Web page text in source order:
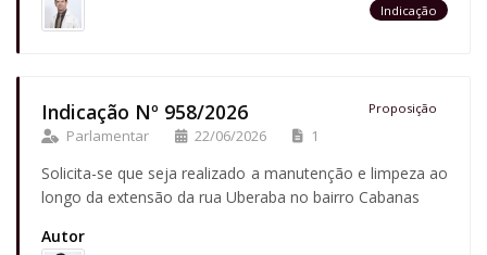
Indicação
Indicação Nº 958/2026 Proposição
Parlamentar 22/06/2026 1
Solicita-se que seja realizado a manutenção e limpeza ao
longo da extensão da rua Uberaba no bairro Cabanas
Autor